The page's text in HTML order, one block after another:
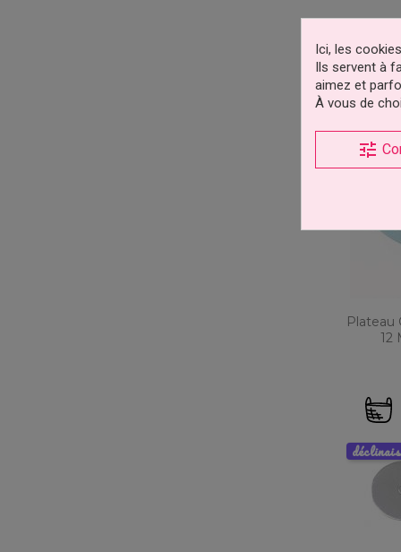
Plateau
12
Ici, les
Ils servent à
aimez et
À vous de
tune